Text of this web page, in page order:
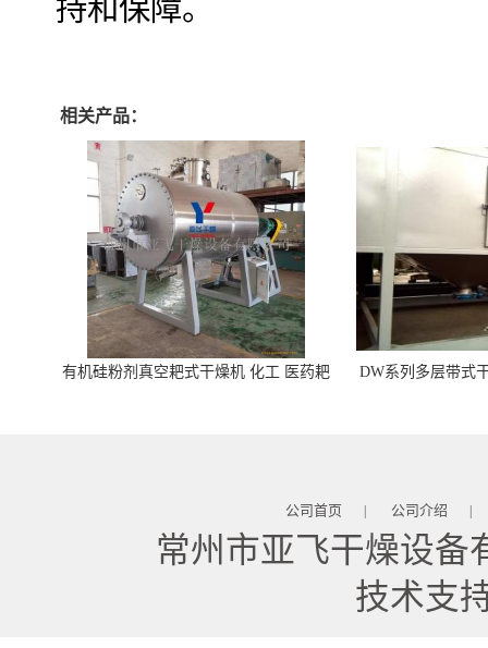
持和保障。
相关产品：
有机硅粉剂真空耙式干燥机 化工 医药耙
DW系列多层带式
公司首页 | 公司介绍 |
常州市亚飞干燥设备
技术支